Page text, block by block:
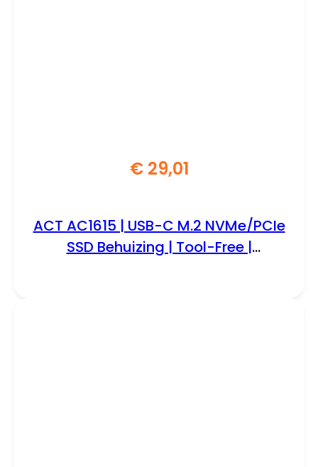
€29,01
ACT AC1615 | USB-C M.2 NVMe/PCIe
SSD Behuizing | Tool-Free |